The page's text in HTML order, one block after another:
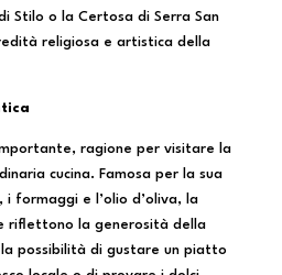
Stilo o la Certosa di Serra San
religiosa e artistica della
ragione per visitare la
cucina. Famosa per la sua
i formaggi e l’olio d’oliva, la
riflettono la generosità della
possibilità di gustare un piatto